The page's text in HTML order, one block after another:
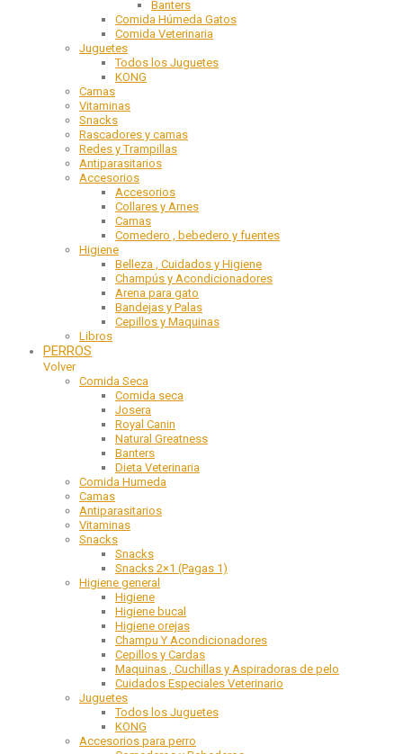
Banters
Comida Húmeda Gatos
Comida Veterinaria
Juguetes
Todos los Juguetes
KONG
Camas
Vitaminas
Snacks
Rascadores y camas
Redes y Trampillas
Antiparasitarios
Accesorios
Accesorios
Collares y Arnes
Camas
Comedero , bebedero y fuentes
Higiene
Belleza , Cuidados y Higiene
Champús y Acondicionadores
Arena para gato
Bandejas y Palas
Cepillos y Maquinas
Libros
PERROS
Volver
Comida Seca
Comida seca
Josera
Royal Canin
Natural Greatness
Banters
Dieta Veterinaria
Comida Humeda
Camas
Antiparasitarios
Vitaminas
Snacks
Snacks
Snacks 2×1 (Pagas 1)
Higiene general
Higiene
Higiene bucal
Higiene orejas
Champu Y Acondicionadores
Cepillos y Cardas
Maquinas , Cuchillas y Aspiradoras de pelo
Cuidados Especiales Veterinario
Juguetes
Todos los Juguetes
KONG
Accesorios para perro